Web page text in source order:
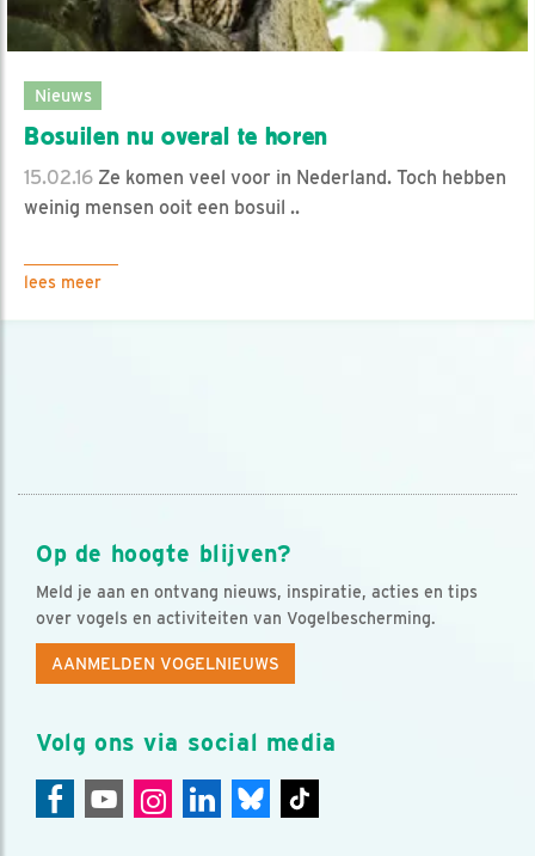
Nieuws
Bosuilen nu overal te horen
15.02.16 Ze komen veel voor in Nederland. Toch hebben
weinig mensen ooit een bosuil ..
lees meer
Op de hoogte blijven?
Meld je aan en ontvang nieuws, inspiratie, acties en tips
over vogels en activiteiten van Vogelbescherming.
AANMELDEN VOGELNIEUWS
Volg ons via social media